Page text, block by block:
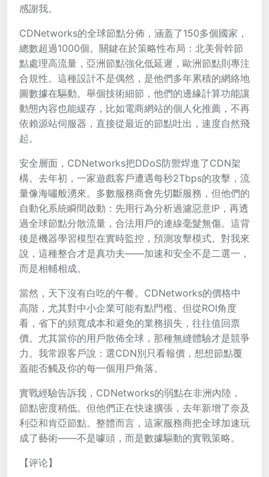
感謝我。
CDNetworks的全球節點分佈，涵蓋了150多個國家，
總數超過1000個。關鍵在於策略性布局：北美骨幹節
點處理高流量，亞洲節點強化低延遲，歐洲節點則專注
合規性。這種設計不是偶然，是他們多年累積的網絡地
圖數據在驅動。舉個技術細節，他們的邊緣計算功能讓
動態內容也能緩存，比如電商網站的個人化推薦，不再
依賴源站伺服器，直接從最近的節點吐出，速度自然飛
起。
安全層面，CDNetworks把DDoS防禦焊進了CDN架
構。去年初，一家遊戲客戶遭遇每秒2Tbps的攻擊，流
量像海嘯般湧來。多數服務商會先切斷服務，但他們的
自動化系統瞬間啟動：先用行為分析過濾惡意IP，再透
過全球節點分散流量，合法用戶的連線毫髮無傷。這背
後是機器學習模型在實時監控，預測攻擊模式。對我來
說，這種整合才是真功夫——加速和安全不是二選一，
而是相輔相成。
當然，天下沒有白吃的午餐。CDNetworks的價格中
高階，尤其對中小企業可能有點門檻。但從ROI角度
看，省下的頻寬成本和避免的業務損失，往往值回票
價。尤其當你的用戶散佈全球，那種無縫體驗才是競爭
力。我常跟客戶說：選CDN別只看報價，想想節點覆
蓋能否觸及你的每一個用戶角落。
實戰經驗告訴我，CDNetworks的弱點在非洲內陸，
節點密度稍低。但他們正在快速擴張，去年新增了奈及
利亞和肯亞節點。整體而言，這家服務商把全球加速玩
成了藝術——不是噱頭，而是數據驅動的實戰策略。
【评论】